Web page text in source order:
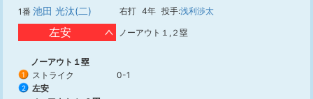
1番 池田 光汰(二) 右打 4年 投手:浅利渉太
左安 ノーアウト１,２塁
ノーアウト１塁
1 ストライク 0-1
2
左安